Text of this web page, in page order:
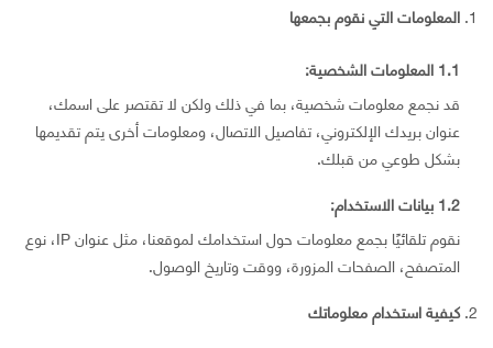
المعلومات التي نقوم بجمعها
1.1 المعلومات الشخصية:
قد نجمع معلومات شخصية، بما في ذلك ولكن لا تقتصر على اسمك،
عنوان بريدك الإلكتروني، تفاصيل الاتصال، ومعلومات أخرى يتم تقديمها
بشكل طوعي من قبلك.
1.2 بيانات الاستخدام:
نقوم تلقائيًا بجمع معلومات حول استخدامك لموقعنا، مثل عنوان IP، نوع
المتصفح، الصفحات المزورة، ووقت وتاريخ الوصول.
كيفية استخدام معلوماتك